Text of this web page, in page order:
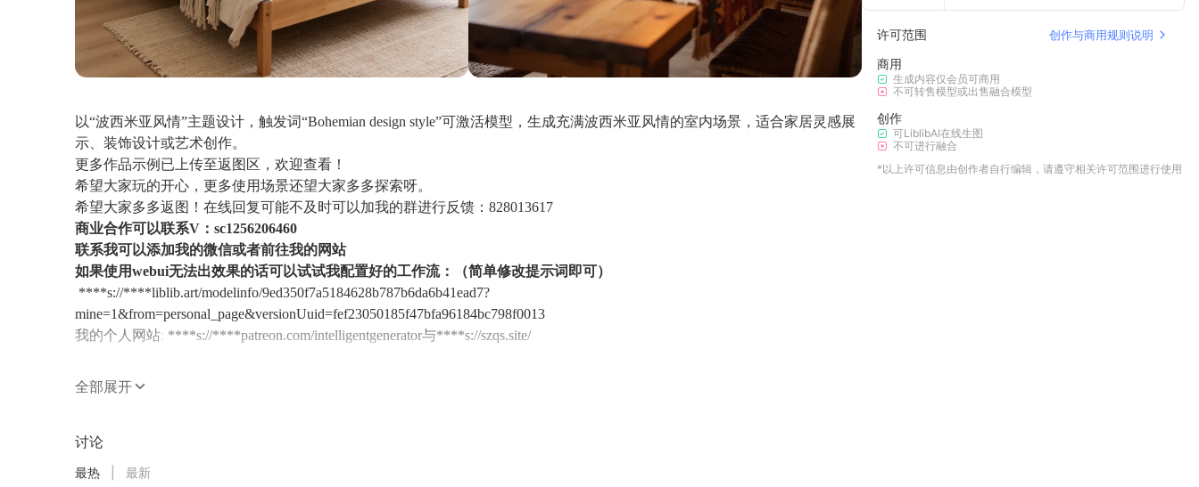
以“波西米亚风情”主题设计，触发词“Bohemian design style”可激活模型，生成充满波西米亚风情的室内场景，适合家居灵感展
示、装饰设计或艺术创作。
更多作品示例已上传至返图区，欢迎查看！
希望大家玩的开心，更多使用场景还望大家多多探索呀。
希望大家多多返图！ 在线回复可能不及时可以加我的群进行反馈：828013617
商业合作可以联系V：sc1256206460
联系我可以添加我的微信或者前往我的网站
如果使用webui无法出效果的话可以试试我配置好的工作流：（简单修改提示词即可）
****s://****liblib.art/modelinfo/9ed350f7a5184628b787b6da6b41ead7?
mine=1&from=personal_page&versionUuid=fef23050185f47bfa96184bc798f0013
我的个人网站: ****s://****patreon.com/intelligentgenerator与****s://szqs.site/
推荐参数：
（波西米亚设计风格，温馨餐厅，温暖黄色墙壁，木质横梁，精美挂毯）
"Bohemian design style, rustic wooden table, colorful woven placemats, hanging lantern, earthy vibe"
全部展开
许可范围 创作与商用规则说明
商用
生成内容仅会员可商用
不可转售模型或出售融合模型
创作
可LiblibAI在线生图
不可进行融合
*以上许可信息由创作者自行编辑，请遵守相关许可范围进行使用
讨论
最热 最新